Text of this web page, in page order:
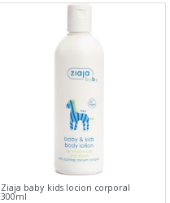
Ziaja baby kids locion corporal
300ml